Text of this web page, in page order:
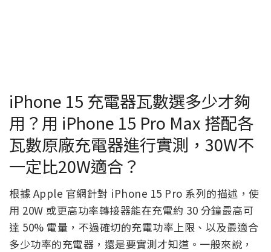
iPhone 15 充電器瓦數選多少才夠
用？用 iPhone 15 Pro Max 搭配各
瓦數原廠充電器進行實測，30W不
一定比20W適合？
根據 Apple 官網針對 iPhone 15 Pro 系列的描述，使
用 20W 或更高功率轉接器能在充電約 30 分鐘最高可
達 50% 電量，不過確切的充電功率上限、以及最適合
多少功率的充電器，還是要實測才知道。一般來說，